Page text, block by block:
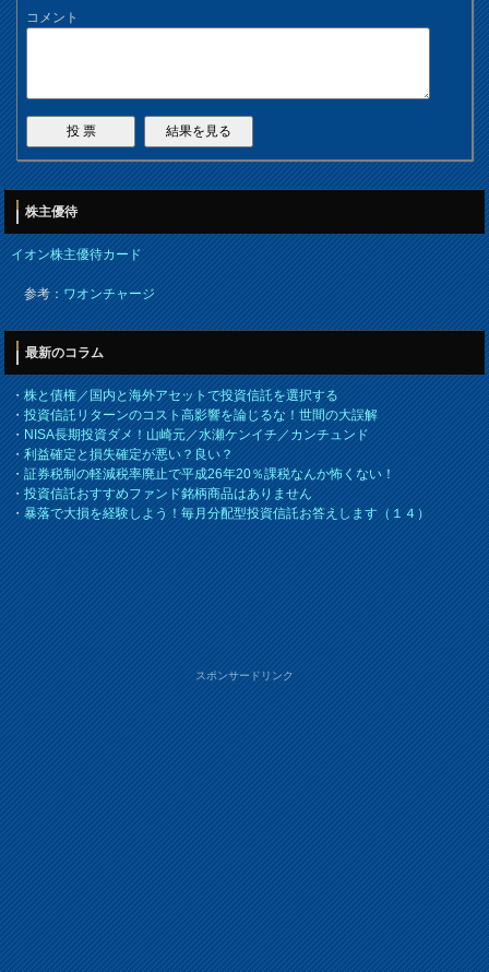
コメント
株主優待
イオン株主優待カード
参考：ワオンチャージ
最新のコラム
・株と債権／国内と海外アセットで投資信託を選択する
・投資信託リターンのコスト高影響を論じるな！世間の大誤解
・NISA長期投資ダメ！山崎元／水瀬ケンイチ／カンチュンド
・利益確定と損失確定が悪い？良い？
・証券税制の軽減税率廃止で平成26年20％課税なんか怖くない！
・投資信託おすすめファンド銘柄商品はありません
・暴落で大損を経験しよう！毎月分配型投資信託お答えします（１４）
スポンサードリンク